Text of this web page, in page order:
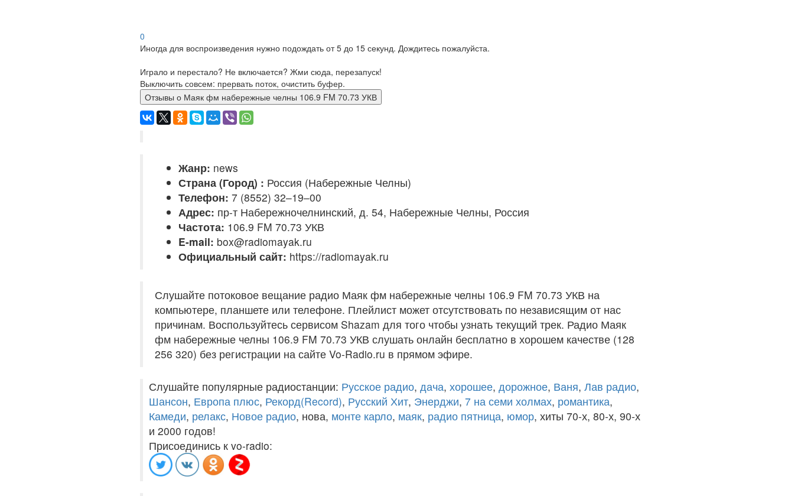
0
Иногда для воспроизведения нужно подождать от 5 до 15 секунд. Дождитесь пожалуйста.
Играло и перестало? Не включается? Жми сюда, перезапуск!
Выключить совсем: прервать поток, очистить буфер.
Отзывы о Маяк фм набережные челны 106.9 FM 70.73 УКВ
Жанр: news
Страна (Город) : Россия (Набережные Челны)
Телефон: 7 (8552) 32–19–00
Адрес: пр-т Набережночелнинский, д. 54, Набережные Челны, Россия
Частота: 106.9 FM 70.73 УКВ
E-mail: box@radiomayak.ru
Официальный сайт: https://radiomayak.ru
Слушайте потоковое вещание радио Маяк фм набережные челны 106.9 FM 70.73 УКВ на
компьютере, планшете или телефоне. Плейлист может отсутствовать по независящим от нас
причинам. Воспользуйтесь сервисом Shazam для того чтобы узнать текущий трек. Радио Маяк
фм набережные челны 106.9 FM 70.73 УКВ слушать онлайн бесплатно в хорошем качестве (128
256 320) без регистрации на сайте Vo-Radio.ru в прямом эфире.
Слушайте популярные радиостанции: Русское радио, дача, хорошее, дорожное, Ваня, Лав радио,
Шансон, Европа плюс, Рекорд(Record), Русский Хит, Энерджи, 7 на семи холмах, романтика,
Камеди, релакс, Новое радио, нова, монте карло, маяк, радио пятница, юмор, хиты 70-х, 80-х, 90-х
и 2000 годов!
Присоединись к vo-radio: